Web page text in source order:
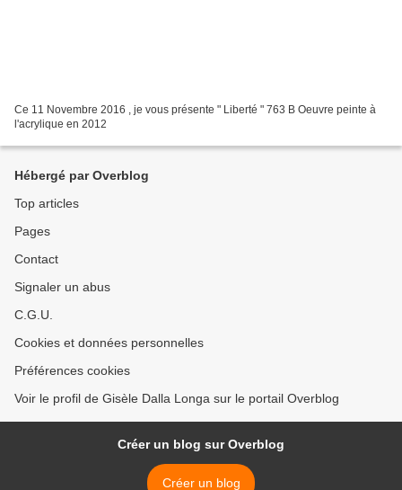
Ce 11 Novembre 2016 , je vous présente " Liberté " 763 B Oeuvre peinte à
l'acrylique en 2012
Hébergé par Overblog
Top articles
Pages
Contact
Signaler un abus
C.G.U.
Cookies et données personnelles
Préférences cookies
Voir le profil de Gisèle Dalla Longa sur le portail Overblog
Créer un blog sur Overblog
Créer un blog